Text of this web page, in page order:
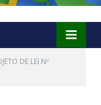
DE LEI Nº